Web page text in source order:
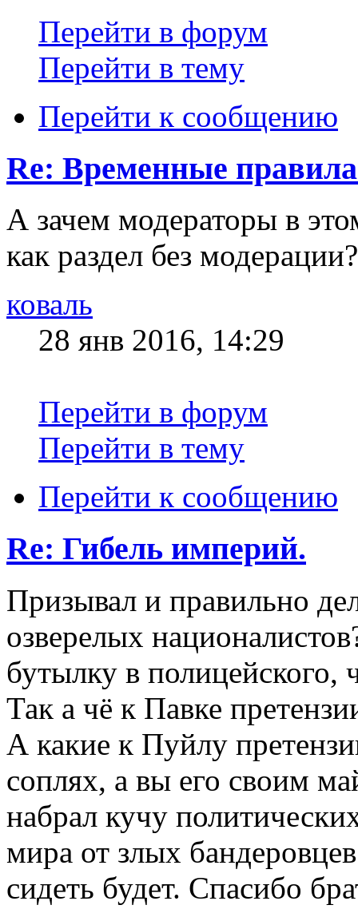
Перейти в форум
Перейти в тему
Перейти к сообщению
Re: Временные
А зачем модераторы в
как раздел без модерации?
коваль
28 янв 2016, 14:29
Перейти в форум
Перейти в тему
Перейти к сообщению
Re: Гибель империй.
Призывал и правильно
озверелых
бутылку в полицейского,
Так а чё к Павке
А какие к Пуйлу
соплях, а вы его своим
набрал кучу
мира от злых
сидеть будет. Спасибо